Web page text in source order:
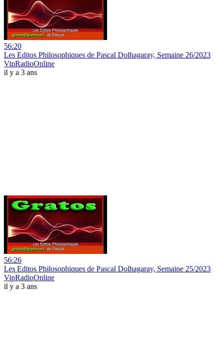
56:20
Les Editos Philosophiques de Pascal Dolhagaray, Semaine 26/2023
VipRadioOnline
il y a 3 ans
56:26
Les Editos Philosophiques de Pascal Dolhagaray, Semaine 25/2023
VipRadioOnline
il y a 3 ans